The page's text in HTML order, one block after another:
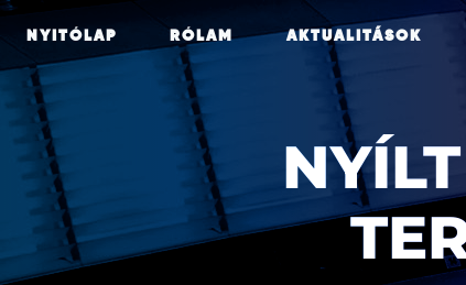
NYITÓLAP RÓLAM AKTUALITÁSOK